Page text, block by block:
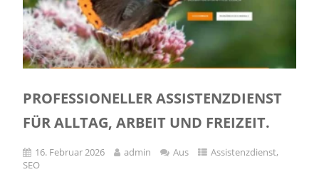
PROFESSIONELLER ASSISTENZDIENST
FÜR ALLTAG, ARBEIT UND FREIZEIT.
16. Februar 2026 admin Aus Assistenzdienst,
SEO